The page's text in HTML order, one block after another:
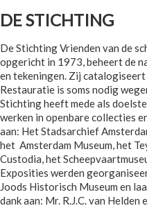
DE STICHTING
De Stichting Vrienden van de
opgericht in 1973, beheert de
en tekeningen. Zij
Restauratie is soms nodig
Stichting heeft mede als
werken in openbare collecties
aan: Het Stadsarchief
het Amsterdam Museum, het
Custodia, het
Exposities werden
Joods Historisch Museum en
dank aan: Mr. R.J.C. van